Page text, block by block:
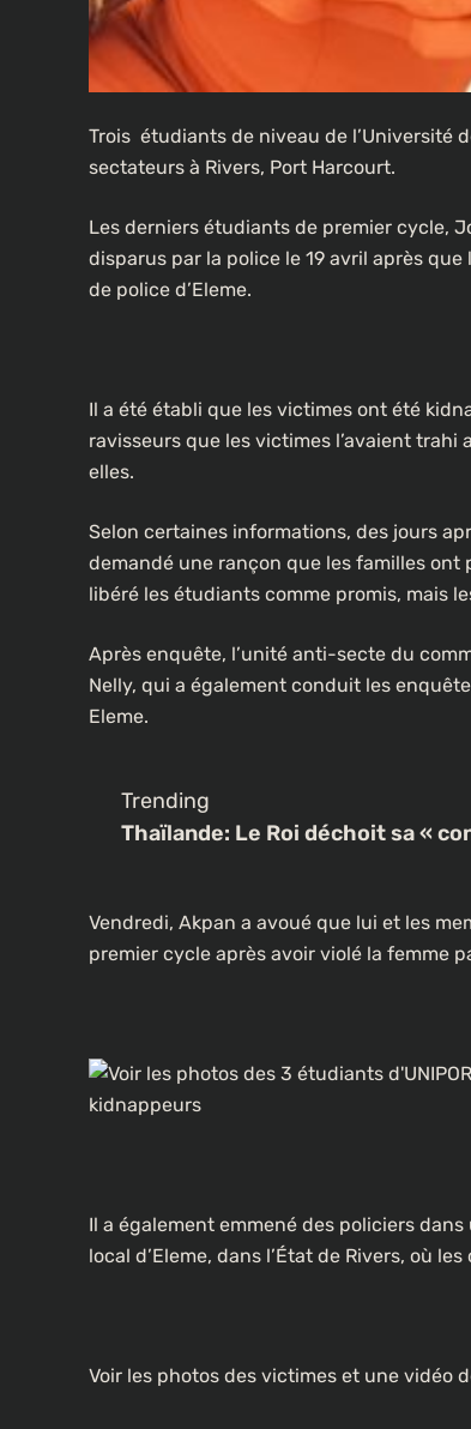
Trois étudiants de niveau de l’Université
sectateurs à Rivers, Port Harcourt.
Les derniers étudiants de premier cycle,
disparus par la police le 19 avril après
de police d’Eleme.
Il a été établi que les victimes ont été
ravisseurs que les victimes l’avaient trahi
elles.
Selon certaines informations, des jours
demandé une rançon que les familles ont
libéré les étudiants comme promis, mais
Après enquête, l’unité anti-secte du
Nelly, qui a également conduit les
Eleme.
Trending
Thaïlande: Le Roi déchoit sa «
Vendredi, Akpan a avoué que lui et les
premier cycle après avoir violé la femme
Il a également emmené des policiers
local d’Eleme, dans l’État de Rivers, où
Voir les photos des victimes et une vidéo
CULTURE
les rues de Paris
3 semaines ago